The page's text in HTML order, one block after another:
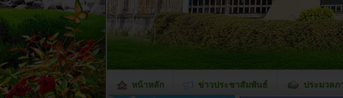
หน้าหลัก ข่าวประชาสัมพันธ์ ประมวลภ